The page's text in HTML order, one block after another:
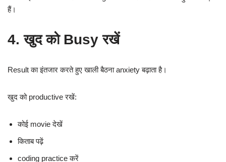
हैं।
4. खुद को Busy रखें
Result का इंतजार करते हुए खाली बैठना anxiety बढ़ाता है।
खुद को productive रखें:
कोई movie देखें
किताब पढ़ें
coding practice करें